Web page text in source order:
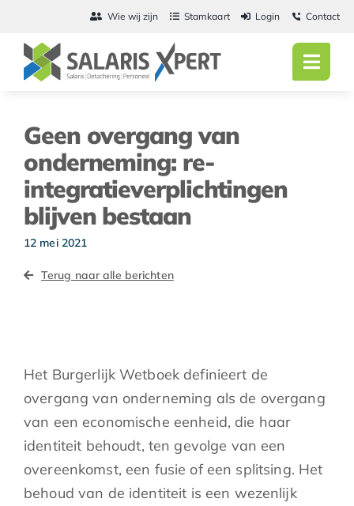
inhoud
Wie wij zijn Stamkaart Login Contact
Detachering
Geen overgang van
onderneming: re-
integratieverplichtingen
blijven bestaan
12 mei 2021
Terug naar alle berichten
Het Burgerlijk Wetboek definieert de
overgang van onderneming als de overgang
van een economische eenheid, die haar
identiteit behoudt, ten gevolge van een
overeenkomst, een fusie of een splitsing. Het
behoud van de identiteit is een wezenlijk